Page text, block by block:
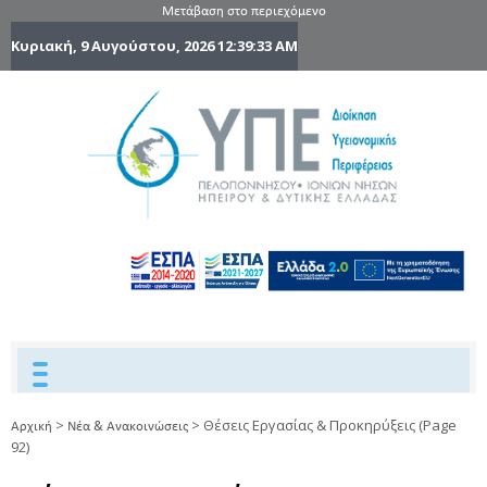
Μετάβαση στο περιεχόμενο
Κυριακή, 9 Αυγούστου, 202612:39:34 AM
Ηπείρου
Δυτικής
Ελλάδας
Αρχική > Νέα & Ανακοινώσεις > Θέσεις Εργασίας & Προκηρύξεις (Page
92)